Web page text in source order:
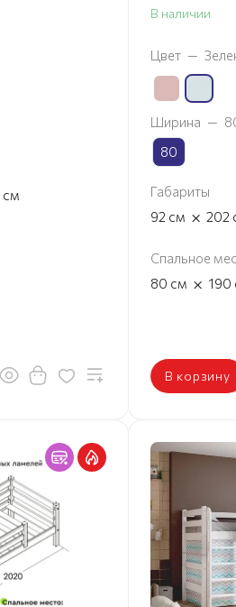
см
В наличии
Цвет —
Ширина —
80
Габариты
92 см × 202
Спальное
80 см × 190
В корзину